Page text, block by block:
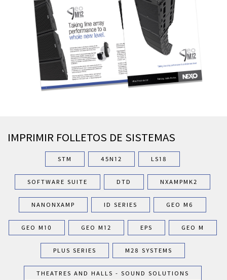
IMPRIMIR FOLLETOS DE SISTEMAS
STM 45N12 LS18
SOFTWARE SUITE DTD NXAMPMK2
NANONXAMP ID SERIES GEO M6
GEO M10 GEO M12 EPS GEO M
PLUS SERIES M28 SYSTEMS
THEATRES AND HALLS - SOUND SOLUTIONS